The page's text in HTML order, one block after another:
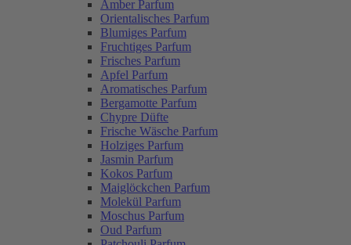
Amber Parfum
Orientalisches Parfum
Blumiges Parfum
Fruchtiges Parfum
Frisches Parfum
Apfel Parfum
Aromatisches Parfum
Bergamotte Parfum
Chypre Düfte
Frische Wäsche Parfum
Holziges Parfum
Jasmin Parfum
Kokos Parfum
Maiglöckchen Parfum
Molekül Parfum
Moschus Parfum
Oud Parfum